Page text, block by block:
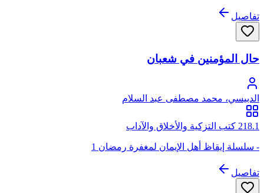
تفاصيل
حال المؤمنين في شعبان
الدبيسي، محمد مصطفى عبد السلام
218.1 كتب التزكية والأخلاق والآداب
- سلسلة إيقاظ أهل الإيمان لمغفرة رمضان 1
تفاصيل